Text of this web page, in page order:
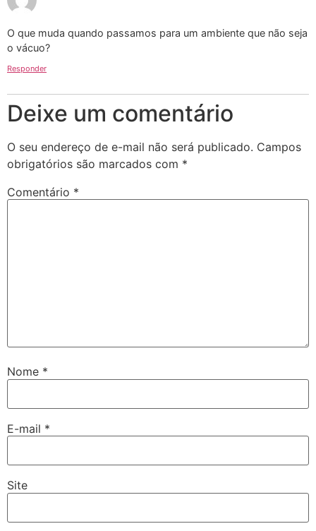
O que muda quando passamos para um ambiente que não seja
o vácuo?
Responder
Deixe um comentário
O seu endereço de e-mail não será publicado. Campos
obrigatórios são marcados com *
Comentário *
Nome *
E-mail *
Site